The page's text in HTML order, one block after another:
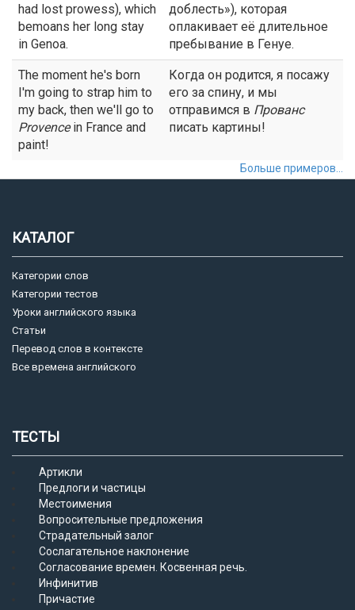
had lost prowess), which
bemoans her long stay
in Genoa.
доблесть»), которая
оплакивает её длительное
пребывание в Генуе.
The moment he's born
I'm going to strap him to
my back, then we'll go to
Provencein France and
paint!
Когда он родится, я посажу
его за спину, и мы
отправимся в Прованс
писать картины!
Больше примеров...
КАТАЛОГ
Категории слов
Категории тестов
Уроки английского языка
Статьи
Перевод слов в контексте
Все времена английского
ТЕСТЫ
Артикли
Предлоги и частицы
Местоимения
Вопросительные предложения
Страдательный залог
Сослагательное наклонение
Согласование времен. Косвенная речь.
Инфинитив
Причастие